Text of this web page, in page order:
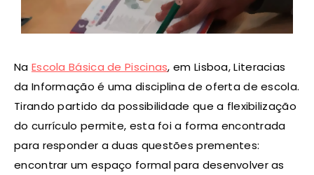
Na Escola Básica de Piscinas, em Lisboa, Literacias
da Informação é uma disciplina de oferta de escola.
Tirando partido da possibilidade que a flexibilização
do currículo permite, esta foi a forma encontrada
para responder a duas questões prementes:
encontrar um espaço formal para desenvolver as